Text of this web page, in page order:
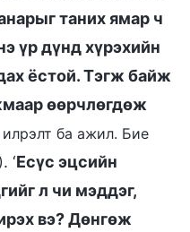
таних ямар ч
үр дүнд хүрэхийн
ёстой. Тэгж байж
өөрчлөгдөж
ба ажил. Бие
. ‘Есүс эцсийн
л чи мэддэг,
вэ? Дөнгөж